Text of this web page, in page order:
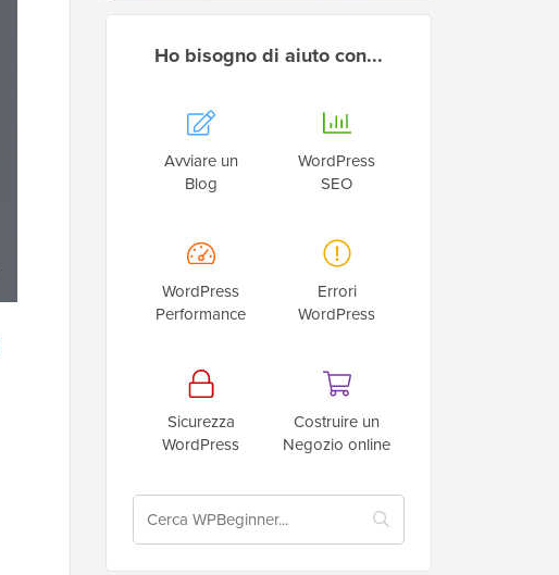
Ho bisogno di aiuto con...
Avviare un
Blog
WordPress
SEO
WordPress
Performance
Errori
WordPress
Sicurezza
WordPress
Costruire un
Negozio online